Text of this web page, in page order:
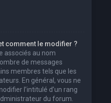
comment le modifier ?
associés au nom
de messages
membres tels que les
En général, vous ne
l’intitulé d’un rang
du forum.